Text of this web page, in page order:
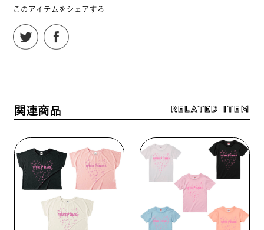
このアイテムをシェアする
関連商品 RELATED ITEM